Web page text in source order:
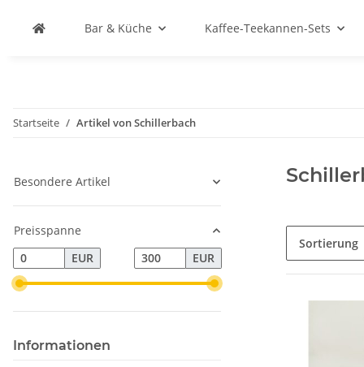
Bar & Küche Kaffee-Teekannen-Sets
Startseite Artikel von Schillerbach
Sortierung
Besondere Artikel
Preisspanne
EUR
EUR
Informationen